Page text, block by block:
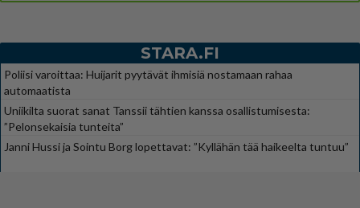
STARA.FI
Poliisi varoittaa: Huijarit pyytävät ihmisiä nostamaan rahaa
automaatista
Uniikilta suorat sanat Tanssii tähtien kanssa osallistumisesta:
”Pelonsekaisia tunteita”
Janni Hussi ja Sointu Borg lopettavat: ”Kyllähän tää haikeelta tuntuu”